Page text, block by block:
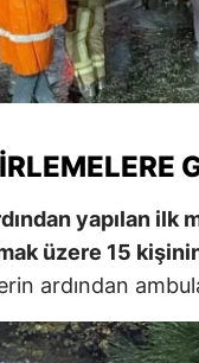
yapılan
üzere 15
ardından